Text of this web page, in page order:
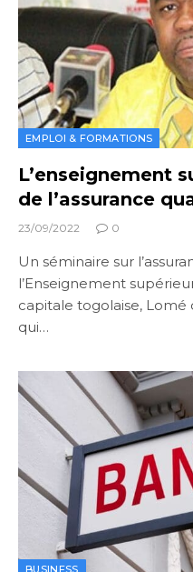
EMPLOI & FORMATIONS
L’enseignement
de l’assurance
23/09/2022 0
Un séminaire sur
l’Enseignement
capitale togolaise,
qui…
BUSINESS